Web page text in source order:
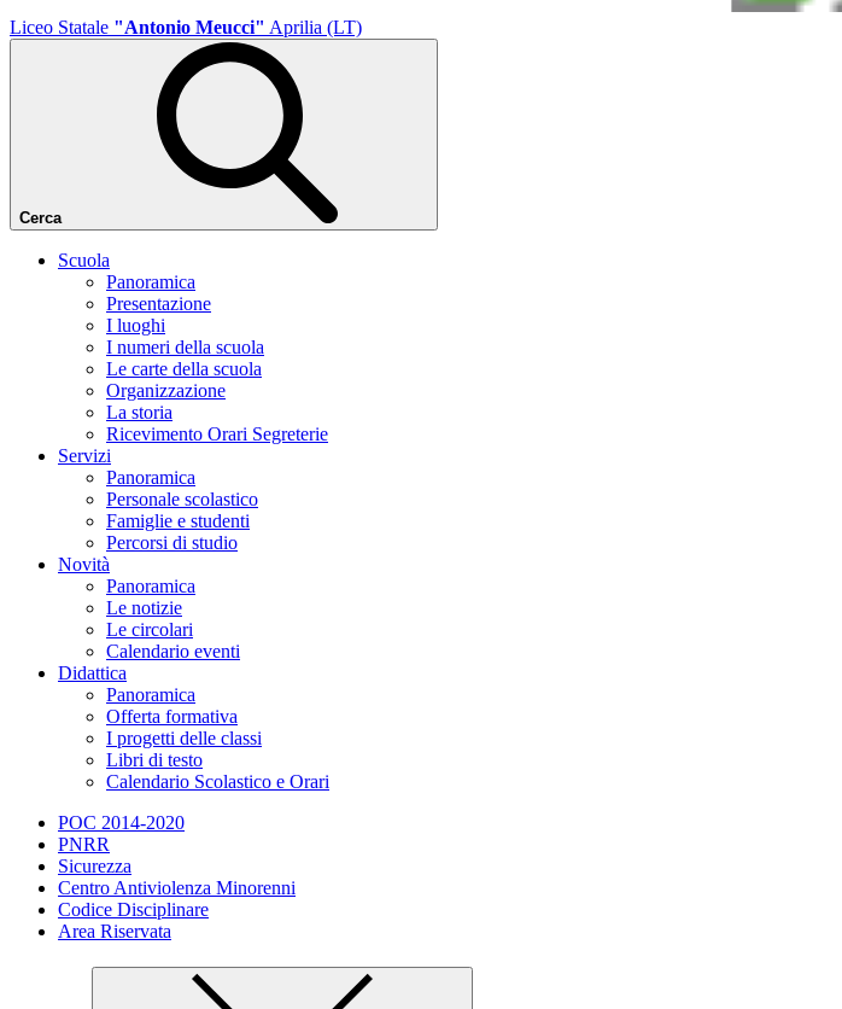
Liceo Statale "Antonio Meucci" Aprilia (LT)
Cerca
Scuola
Panoramica
Presentazione
I luoghi
I numeri della scuola
Le carte della scuola
Organizzazione
La storia
Ricevimento Orari Segreterie
Servizi
Panoramica
Personale scolastico
Famiglie e studenti
Percorsi di studio
Novità
Panoramica
Le notizie
Le circolari
Calendario eventi
Didattica
Panoramica
Offerta formativa
I progetti delle classi
Libri di testo
Calendario Scolastico e Orari
POC 2014-2020
PNRR
Sicurezza
Centro Antiviolenza Minorenni
Codice Disciplinare
Area Riservata